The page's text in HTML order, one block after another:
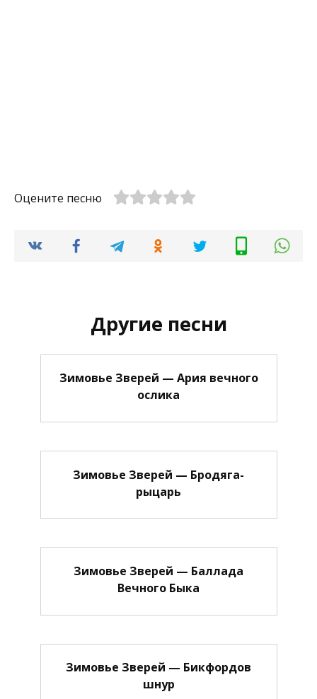
Оцените песню
Другие песни
Зимовье Зверей — Ария вечного
ослика
Зимовье Зверей — Бродяга-
рыцарь
Зимовье Зверей — Баллада
Вечного Быка
Зимовье Зверей — Бикфордов
шнур